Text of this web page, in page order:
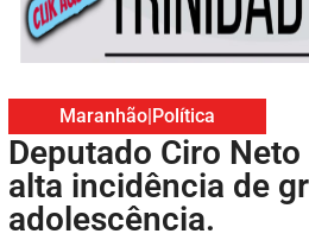
Maranhão|Política
Deputado Ciro
alta incidência de
adolescência.